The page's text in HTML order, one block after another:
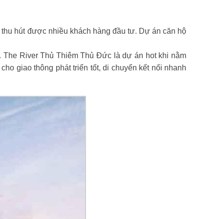
hút được nhiều khách hàng đầu tư. Dự án căn hộ
The River Thủ Thiêm Thủ Đức là dự án hot khi nằm
giao thông phát triển tốt, di chuyển kết nối nhanh